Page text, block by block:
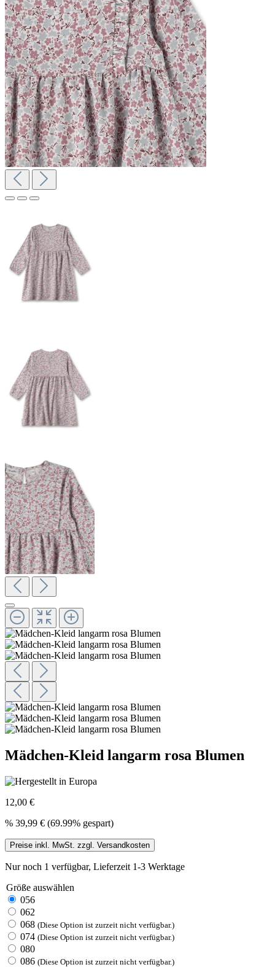
Mädchen-Kleid langarm rosa Blumen
12,00 €
% 39,99 € (69.99% gespart)
Preise inkl. MwSt. zzgl. Versandkosten
Nur noch 1 verfügbar, Lieferzeit 1-3 Werktage
Größe auswählen
056
062
068 (Diese Option ist zurzeit nicht verfügbar.)
074 (Diese Option ist zurzeit nicht verfügbar.)
080
086 (Diese Option ist zurzeit nicht verfügbar.)